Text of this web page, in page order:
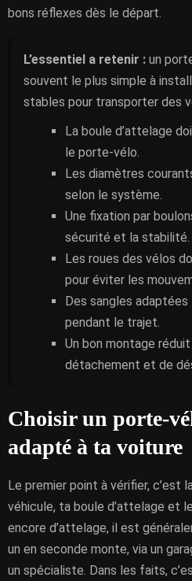
bons réflexes dès le départ.
L’essentiel a retenir : un
souvent le plus simple à
stables pour transporter des
La boule d’attelage
le porte-vélo.
Les diamètres
selon le système.
Une fixation par
sécurité et la stabilité.
Les roues des vélos
pour éviter les
Des sangles
pendant le trajet.
Un bon montage
détachement et de
Choisir un porte-
adapté à ta voiture
Le premier point à vérifier, c’est
véhicule, ta boule d’attelage et
encore d’attelage, il est
un en seconde monte, via un
un spécialiste. Dans les faits,